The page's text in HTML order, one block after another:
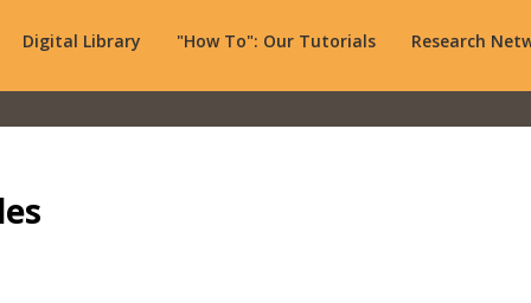
Digital Library "How To": Our Tutorials Research